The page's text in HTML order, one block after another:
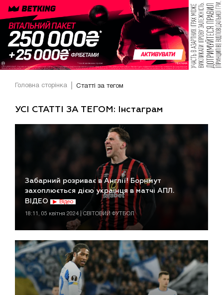
Головна сторінка Статті за тегом
УСІ СТАТТІ ЗА ТЕГОМ: Інстаграм
Забарний розриває в Англії! Борнмут
захоплюється дією українця в матчі АПЛ.
ВІДЕО
Відео
18:11, 05 квітня 2024 | СВІТОВИЙ ФУТБОЛ